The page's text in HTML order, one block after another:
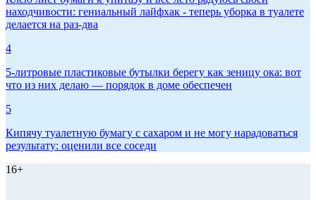
находчивости: гениальный лайфхак - теперь уборка в туалете
делается на раз-два
4
5-литровые пластиковые бутылки берегу как зеницу ока: вот
что из них делаю — порядок в доме обеспечен
5
Кипячу туалетную бумагу с сахаром и не могу нарадоваться
результату: оценили все соседи
16+